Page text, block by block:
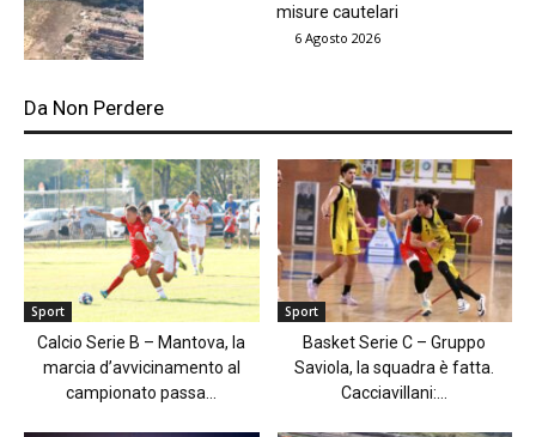
misure cautelari
6 Agosto 2026
Da Non Perdere
Sport
Calcio Serie B – Mantova, la
marcia d’avvicinamento al
campionato passa...
Sport
Basket Serie C – Gruppo
Saviola, la squadra è fatta.
Cacciavillani:...